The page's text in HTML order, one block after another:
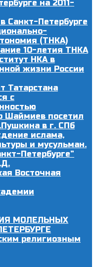
на 2011-
Санкт-Петербурге
(ТНКА)
10-летия ТНКА
НКА в
жизни России
Татарстана
с
Шаймиев посетил
в г. СПб
ислама,
и мусульман.
Петербурге”
Восточная
МОЛЕЛЬНЫХ
религиозным